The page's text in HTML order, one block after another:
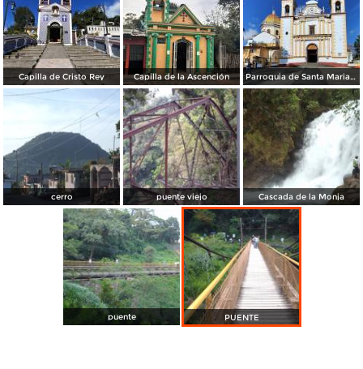
Capilla de Cristo Rey Capilla de la Ascención Parroquia de Santa Maria Magdalena
cerro puente viejo Cascada de la Monja
puente PUENTE